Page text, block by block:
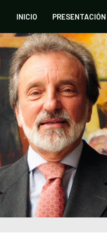
INICIO PRESENTACIÓN